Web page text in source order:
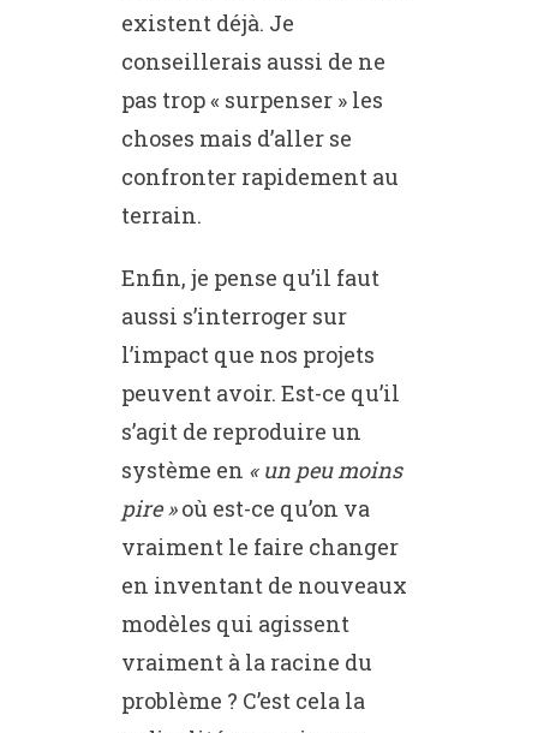
existent déjà. Je
conseillerais aussi de ne
pas trop « surpenser » les
choses mais d’aller se
confronter rapidement au
terrain.
Enfin, je pense qu’il faut
aussi s’interroger sur
l’impact que nos projets
peuvent avoir. Est-ce qu’il
s’agit de reproduire un
système en « un peu moins
pire »où est-ce qu’on va
vraiment le faire changer
en inventant de nouveaux
modèles qui agissent
vraiment à la racine du
problème ? C’est cela la